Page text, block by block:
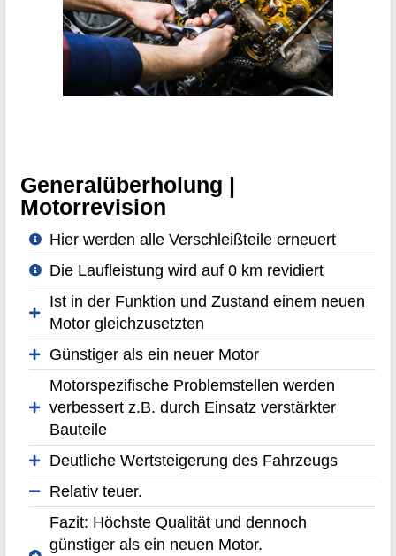
Generalüberholung |
Motorrevision
Hier werden alle Verschleißteile erneuert
Die Laufleistung wird auf 0 km revidiert
Ist in der Funktion und Zustand einem neuen
Motor gleichzusetzten
Günstiger als ein neuer Motor
Motorspezifische Problemstellen werden
verbessert z.B. durch Einsatz verstärkter
Bauteile
Deutliche Wertsteigerung des Fahrzeugs
Relativ teuer.
Fazit: Höchste Qualität und dennoch
günstiger als ein neuen Motor.